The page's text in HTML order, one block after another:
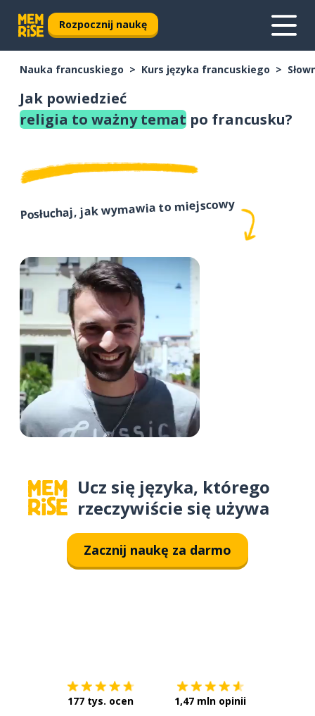
Rozpocznij naukę
Nauka francuskiego Kurs języka francuskiego
Jak powiedzieć
religia to ważny temat po francusku?
Posłuchaj, jak wymawia to miejscowy
Ucz się języka, którego
rzeczywiście się używa
Zacznij naukę za darmo
177 tys. ocen 1,47 mln opinii